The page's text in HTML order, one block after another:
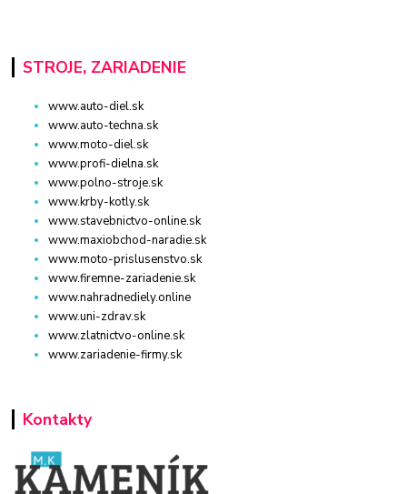
STROJE, ZARIADENIE
www.auto-diel.sk
www.auto-techna.sk
www.moto-diel.sk
www.profi-dielna.sk
www.polno-stroje.sk
www.krby-kotly.sk
www.stavebnictvo-online.sk
www.maxiobchod-naradie.sk
www.moto-prislusenstvo.sk
www.firemne-zariadenie.sk
www.nahradnediely.online
www.uni-zdrav.sk
www.zlatnictvo-online.sk
www.zariadenie-firmy.sk
Kontakty